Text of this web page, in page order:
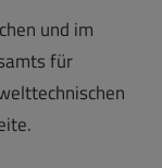
und im
für